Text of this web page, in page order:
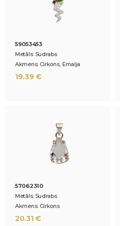
59053453
Metāls: Sudrabs
Akmens: Cirkons, Emalja
19.39 €
57062310
Metāls: Sudrabs
Akmens: Cirkons
20.31 €